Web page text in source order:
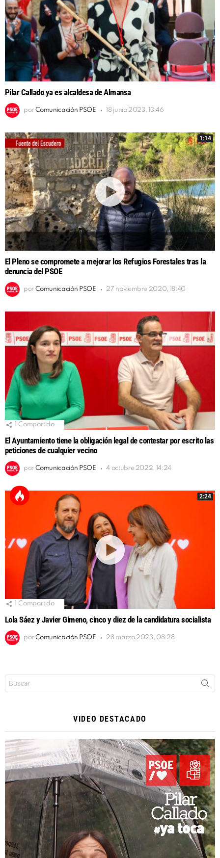
Pilar Callado ya es alcaldesa de Almansa
por Comunicación PSOE 18 junio 2023, 13:46
1:14
El Pleno se compromete a mejorar los Refugios Forestales tras la
denuncia del PSOE
por Comunicación PSOE 27 noviembre 2020, 18:40
Compartido
El Ayuntamiento tiene la obligación legal de contestar por escrito las
peticiones de cualquier vecino
por Comunicación PSOE 4 octubre 2022, 14:24
2:24
Compartido
Lola Sáez y Javier Gimeno, cinco y diez de la candidatura socialista
por Comunicación PSOE 28 marzo 2023, 08:28
VIDEO DESTACADO
Reproductor
de
vídeo